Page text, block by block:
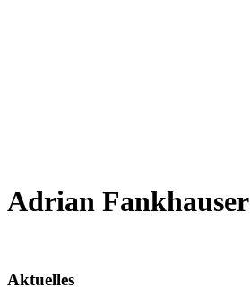
Adrian Fankhauser
Aktuelles